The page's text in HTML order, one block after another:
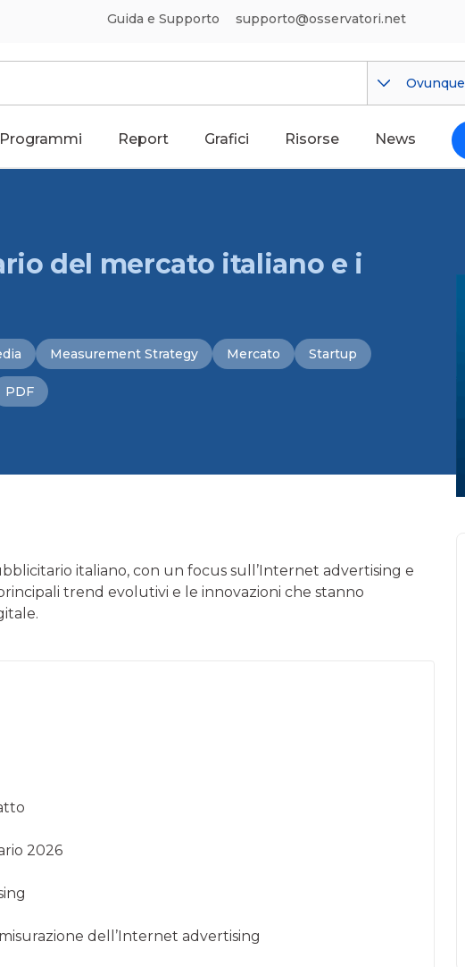
Guida e Supporto supporto@osservatori.net
Ovunque
Programmi Report Grafici Risorse News
del mercato italiano e i
Measurement Strategy Mercato Startup
PDF
italiano, con un focus sull’Internet advertising e
trend evolutivi e le innovazioni che stanno
2026
dell’Internet advertising